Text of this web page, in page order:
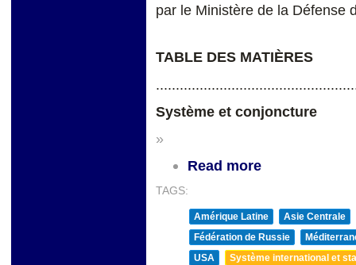
par le Ministère de la Défense
TABLE DES MATIÈRES
Système et conjoncture
»
Read more
TAGS:
Amérique Latine
Asie Centrale
Fédération de Russie
USA
Système international et